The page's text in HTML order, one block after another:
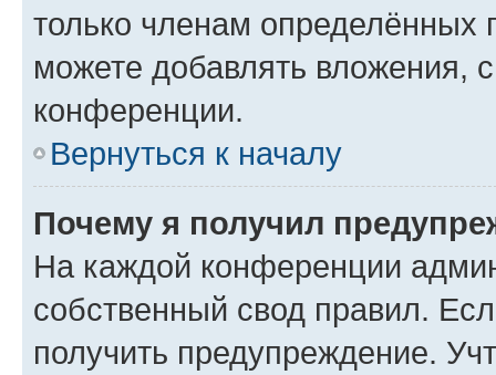
только членам определённых
можете добавлять вложения,
конференции.
Вернуться к началу
Почему я получил
На каждой конференции
собственный свод правил.
получить предупреждение.